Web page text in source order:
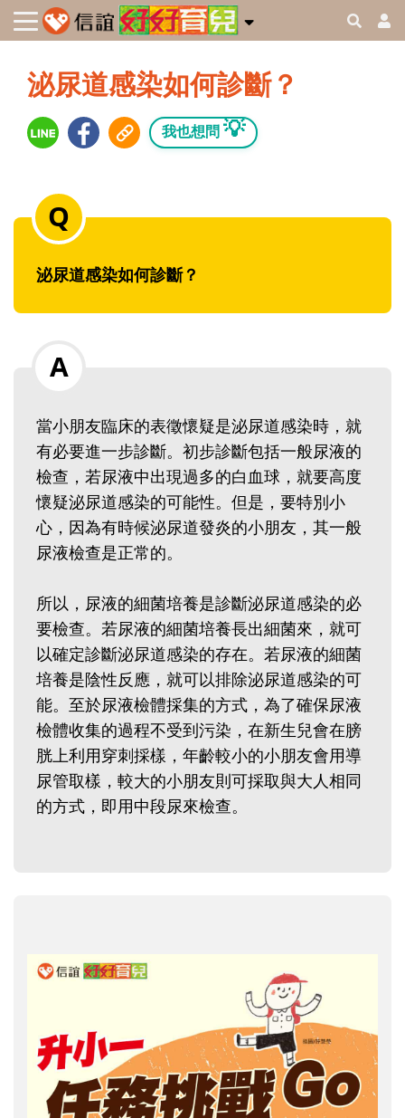
泌尿道感染如何診斷？
我也想問 💡
泌尿道感染如何診斷？
當小朋友臨床的表徵懷疑是泌尿道感染時，就
有必要進一步診斷。初步診斷包括一般尿液的
檢查，若尿液中出現過多的白血球，就要高度
懷疑泌尿道感染的可能性。但是，要特別小
心，因為有時候泌尿道發炎的小朋友，其一般
尿液檢查是正常的。
所以，尿液的細菌培養是診斷泌尿道感染的必
要檢查。若尿液的細菌培養長出細菌來，就可
以確定診斷泌尿道感染的存在。若尿液的細菌
培養是陰性反應，就可以排除泌尿道感染的可
能。至於尿液檢體採集的方式，為了確保尿液
檢體收集的過程不受到污染，在新生兒會在膀
胱上利用穿刺採樣，年齡較小的小朋友會用導
尿管取樣，較大的小朋友則可採取與大人相同
的方式，即用中段尿來檢查。